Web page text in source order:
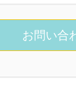
お問い合